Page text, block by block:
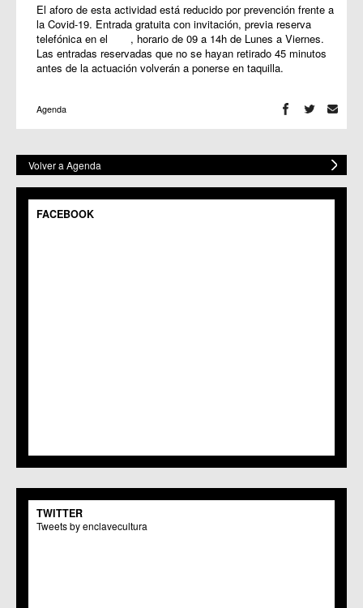
El aforo de esta actividad está reducido por prevención frente a
la Covid-19. Entrada gratuita con invitación, previa reserva
telefónica en el , horario de 09 a 14h de Lunes a Viernes.
Las entradas reservadas que no se hayan retirado 45 minutos
antes de la actuación volverán a ponerse en taquilla.
Agenda
Volver a Agenda
FACEBOOK
TWITTER
Tweets by enclavecultura